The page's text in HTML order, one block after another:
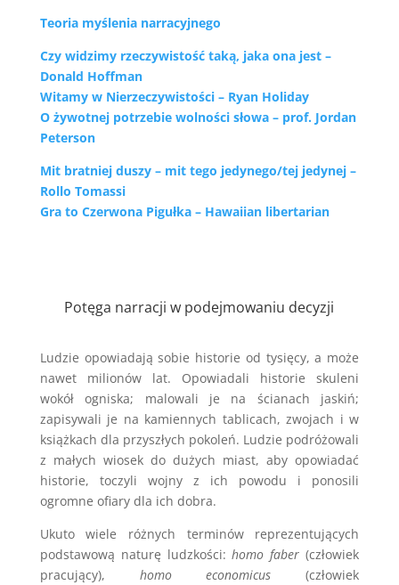
Teoria myślenia narracyjnego
Czy widzimy rzeczywistość taką, jaka ona jest –
Donald Hoffman
Witamy w Nierzeczywistości – Ryan Holiday
O żywotnej potrzebie wolności słowa – prof. Jordan
Peterson
Mit bratniej duszy – mit tego jedynego/tej jedynej –
Rollo Tomassi
Gra to Czerwona Pigułka – Hawaiian libertarian
Potęga narracji w podejmowaniu decyzji
Ludzie opowiadają sobie historie od tysięcy, a może
nawet milionów lat. Opowiadali historie skuleni
wokół ogniska; malowali je na ścianach jaskiń;
zapisywali je na kamiennych tablicach, zwojach i w
książkach dla przyszłych pokoleń. Ludzie podróżowali
z małych wiosek do dużych miast, aby opowiadać
historie, toczyli wojny z ich powodu i ponosili
ogromne ofiary dla ich dobra.
Ukuto wiele różnych terminów reprezentujących
podstawową naturę ludzkości:homo faber (człowiek
pracujący), homo economicus (człowiek